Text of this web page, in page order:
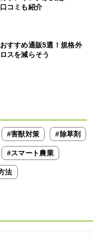
コミも紹介
すすめ通販5選！規格外
スを減らそう
#害獣対策 #除草剤
#スマート農業
法